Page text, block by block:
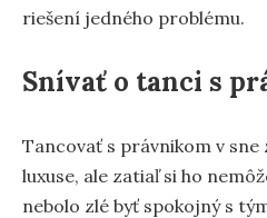
riešení jedného problému.
Snívať o tanci s
Tancovať s právnikom v sne
luxuse, ale zatiaľ si ho
nebolo zlé byť spokojný s